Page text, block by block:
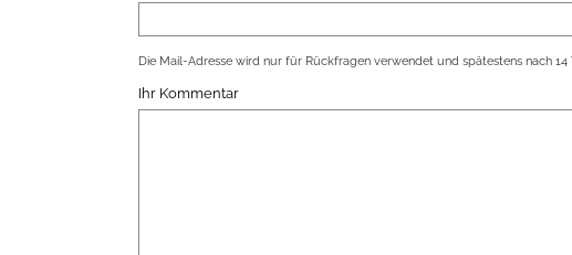
Die Mail-Adresse wird nur für Rückfragen verwendet und spätestens nach 14
Ihr Kommentar